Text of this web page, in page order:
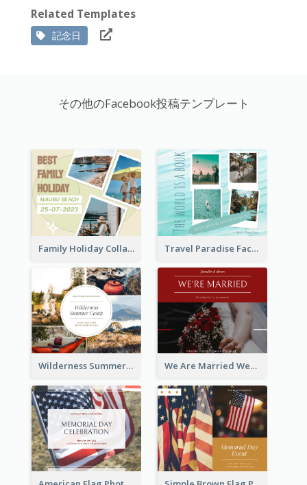
Related Templates
記念日
その他のFacebook投稿テンプレート
Family Holiday Collage Facebook Post Travel Paradise Facebook Post
Wilderness Summer Camp Facebook Post We Are Married Wedding Facebook Post